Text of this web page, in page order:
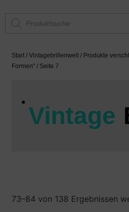
Start /Vintagebrillenwelt / Produkte
Formen“ / Seite 7
Vintage
73–84 von 138 Ergebnissen